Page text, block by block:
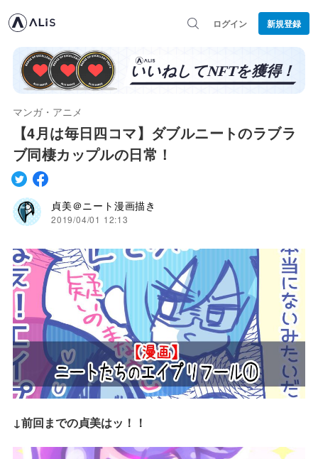
ログイン 新規登録
マンガ・アニメ
【4月は毎日四コマ】ダブルニートのラブラ
ブ同棲カップルの日常！
貞美＠ニート漫画描き
2019/04/01 12:13
↓前回までの貞美はッ！！